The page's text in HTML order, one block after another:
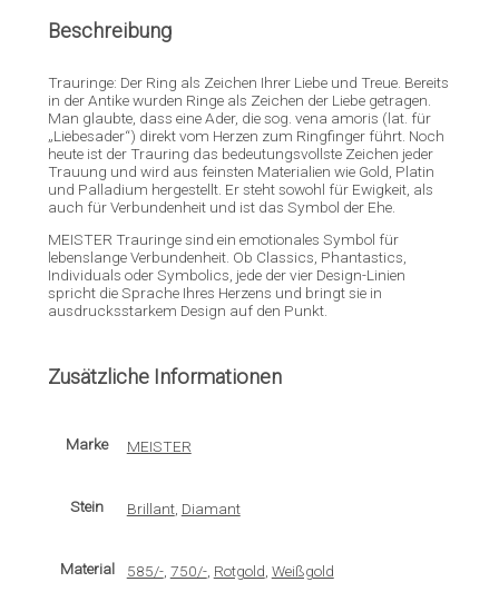
Beschreibung
Trauringe: Der Ring als Zeichen Ihrer Liebe und Treue. Bereits
in der Antike wurden Ringe als Zeichen der Liebe getragen.
Man glaubte, dass eine Ader, die sog. vena amoris (lat. für
„Liebesader“) direkt vom Herzen zum Ringfinger führt. Noch
heute ist der Trauring das bedeutungsvollste Zeichen jeder
Trauung und wird aus feinsten Materialien wie Gold, Platin
und Palladium hergestellt. Er steht sowohl für Ewigkeit, als
auch für Verbundenheit und ist das Symbol der Ehe.
MEISTER Trauringe sind ein emotionales Symbol für
lebenslange Verbundenheit. Ob Classics, Phantastics,
Individuals oder Symbolics, jede der vier Design-Linien
spricht die Sprache Ihres Herzens und bringt sie in
ausdrucksstarkem Design auf den Punkt.
Zusätzliche Informationen
Marke MEISTER
Stein Brillant, Diamant
Material 585/-, 750/-, Rotgold Weißgold